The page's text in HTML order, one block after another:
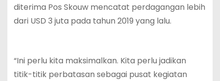
diterima Pos Skouw mencatat perdagangan lebih
dari USD 3 juta pada tahun 2019 yang lalu.
“Ini perlu kita maksimalkan. Kita perlu jadikan
titik-titik perbatasan sebagai pusat kegiatan